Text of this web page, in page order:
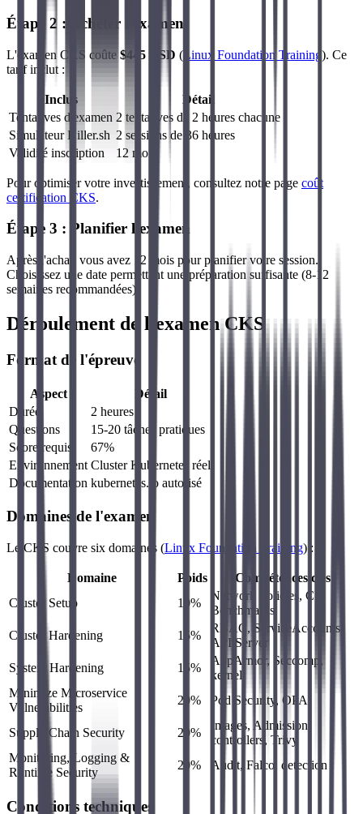
Étape 2 : Acheter l'examen
L'examen CKS coûte $445 USD ( Linux Foundation Training ). Ce
tarif inclut :
Inclus
Détail
Tentatives d'examen 2 tentatives de 2 heures chacune
Simulateur Killer.sh 2 sessions de 36 heures
Validité inscription
12 mois
Pour optimiser votre investissement, consultez notre page coût
certification CKS.
Étape 3 : Planifier l'examen
Après l'achat, vous avez 12 mois pour planifier votre session.
Choisissez une date permettant une préparation suffisante (8-12
semaines recommandées).
Déroulement de l'examen CKS
Format de l'épreuve
Aspect
Détail
Durée
2 heures
Questions
15-20 tâches pratiques
Score requis
67%
Environnement Cluster Kubernetes réel
Documentation kubernetes.io autorisé
Domaines de l'examen
Le CKS couvre six domaines (Linux Foundation Training) :
Domaine Poids
Compétences clés
Cluster Setup
10%
Network Policies, CIS
Benchmarks
Cluster Hardening
15%
RBAC, ServiceAccounts,
API Server
System Hardening
15%
AppArmor, Seccomp,
kernel
Minimize Microservice
Vulnerabilities
20% Pod Security, OPA
Supply Chain Security 20%
Images, Admission
controllers, Trivy
Monitoring, Logging &
Runtime Security
20% Audit, Falco, detection
Conditions techniques